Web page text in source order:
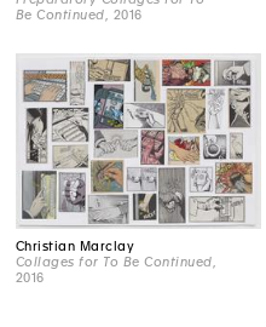
Be Continued, 2016
Christian Marclay
Collages for To Be Continued
2016